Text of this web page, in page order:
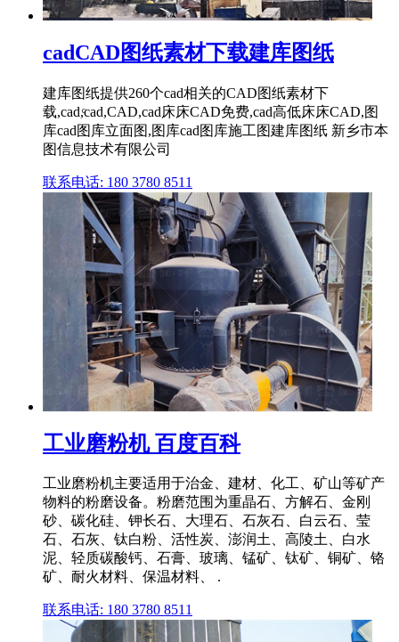
cadCAD图纸素材下载建库图纸
建库图纸提供260个cad相关的CAD图纸素材下
载,cad,ͨcad,CAD,cad床床CAD免费,cad高低床床CAD,图
库cad图库立面图,图库cad图库施工图建库图纸 新乡市本
图信息技术有限公司
联系电话: 180 3780 8511
工业磨粉机 百度百科
工业磨粉机主要适用于治金、建材、化工、矿山等矿产
物料的粉磨设备。粉磨范围为重晶石、方解石、金刚
砂、碳化硅、钾长石、大理石、石灰石、白云石、莹
石、石灰、钛白粉、活性炭、澎润土、高陵土、白水
泥、轻质碳酸钙、石膏、玻璃、锰矿、钛矿、铜矿、铬
矿、耐火材料、保温材料、 .
联系电话: 180 3780 8511